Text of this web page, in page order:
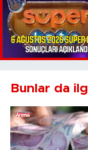
Bunlar da